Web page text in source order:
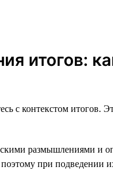
итогов:
с контекстом
размышлениями и
при